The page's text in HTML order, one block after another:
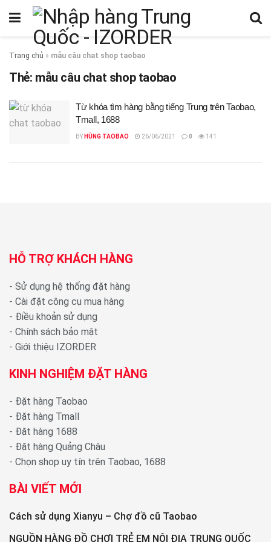
Trang chủ » mẫu câu chat shop taobao
Thẻ: mẫu câu chat shop taobao
Từ khóa tìm hàng bằng tiếng Trung trên Taobao,
Tmall, 1688
BY HÙNG TAOBAO 26/06/2021 0 141
HỖ TRỢ KHÁCH HÀNG
- Sử dụng hệ thống đặt hàng
- Cài đặt công cụ mua hàng
- Điều khoản sử dụng
- Chính sách bảo mật
- Giới thiệu IZORDER
KINH NGHIỆM ĐẶT HÀNG
- Đặt hàng Taobao
- Đặt hàng Tmall
- Đặt hàng 1688
- Đặt hàng Quảng Châu
- Chọn shop uy tín trên Taobao, 1688
BÀI VIẾT MỚI
Cách sử dụng Xianyu – Chợ đồ cũ Taobao
NGUỒN HÀNG ĐỒ CHƠI TRẺ EM NỘI ĐỊA TRUNG QUỐC